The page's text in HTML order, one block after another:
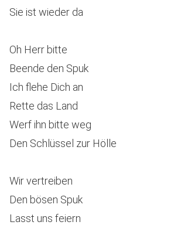
Sie ist wieder da
Oh Herr bitte
Beende den Spuk
Ich flehe Dich an
Rette das Land
Werf ihn bitte weg
Den Schlüssel zur Hölle
Wir vertreiben
Den bösen Spuk
Lasst uns feiern